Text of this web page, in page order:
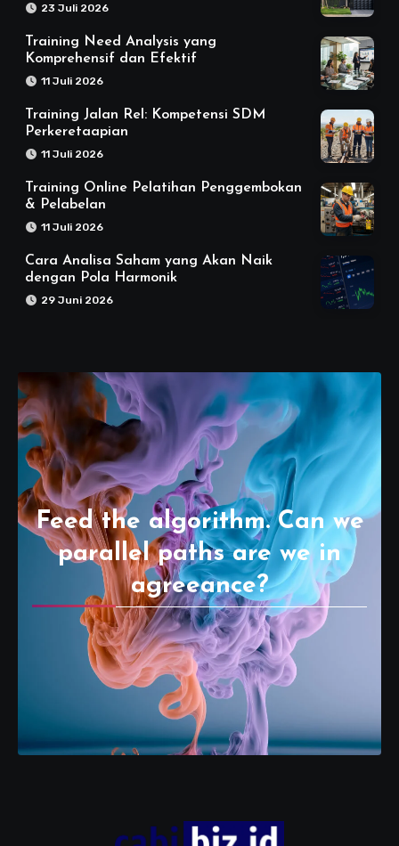
23 Juli 2026
Training Need Analysis yang
Komprehensif dan Efektif
11 Juli 2026
Training Jalan Rel: Kompetensi SDM
Perkeretaapian
11 Juli 2026
Training Online Pelatihan Penggembokan
& Pelabelan
11 Juli 2026
Cara Analisa Saham yang Akan Naik
dengan Pola Harmonik
29 Juni 2026
Feed the algorithm. Can we
parallel paths are we in
agreeance?